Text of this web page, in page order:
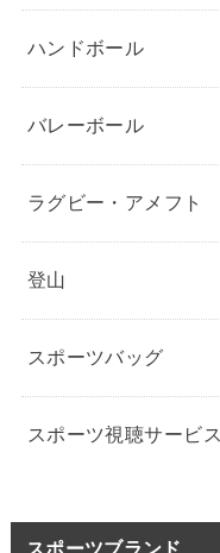
ハンドボール
バレーボール
ラグビー・アメフト
登山
スポーツバッグ
スポーツ視聴サービス
スポーツブランド